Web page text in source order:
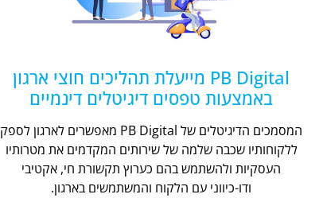
PB Digital מייעלת תהליכים חוצי ארגון
באמצעות טפסים דיגיטלים דינמיים
המסמכים הדיגיטלים של PB Digital מאפשרים לארגון לספק
ללקוחותיו שכבה שלמה של שירותים המקדמים את מטרותיו
העסקיות ולהשתמש בהם כערוץ תקשורת חי, אקטיבי
ודו-כיווני עם הלקוח והמשתמשים בארגון.